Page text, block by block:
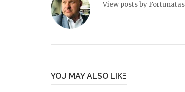
View posts by Fortunatas
YOU MAY ALSO LIKE